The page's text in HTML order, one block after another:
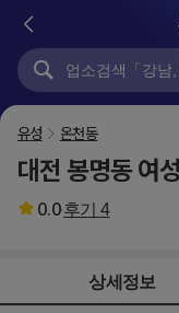
유성 온천동
대전 봉명동 여
0.0후기4
상세정보